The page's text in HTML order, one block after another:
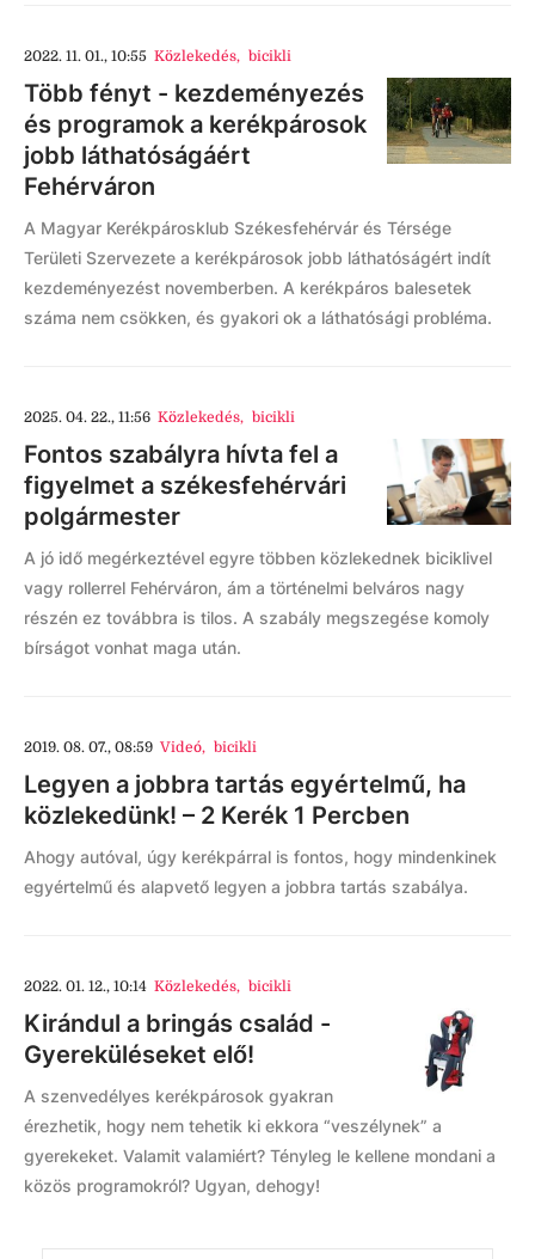
2022. 11. 01., 10:55 Közlekedés, bicikli
Több fényt - kezdeményezés
és programok a kerékpárosok
jobb láthatóságáért
Fehérváron
A Magyar Kerékpárosklub Székesfehérvár és Térsége
Területi Szervezete a kerékpárosok jobb láthatóságért indít
kezdeményezést novemberben. A kerékpáros balesetek
száma nem csökken, és gyakori ok a láthatósági probléma.
2025. 04. 22., 11:56 Közlekedés, bicikli
Fontos szabályra hívta fel a
figyelmet a székesfehérvári
polgármester
A jó idő megérkeztével egyre többen közlekednek biciklivel
vagy rollerrel Fehérváron, ám a történelmi belváros nagy
részén ez továbbra is tilos. A szabály megszegése komoly
bírságot vonhat maga után.
2019. 08. 07., 08:59 Videó, bicikli
Legyen a jobbra tartás egyértelmű, ha
közlekedünk! – 2 Kerék 1 Percben
Ahogy autóval, úgy kerékpárral is fontos, hogy mindenkinek
egyértelmű és alapvető legyen a jobbra tartás szabálya.
2022. 01. 12., 10:14 Közlekedés, bicikli
Kirándul a bringás család -
Gyereküléseket elő!
A szenvedélyes kerékpárosok gyakran
érezhetik, hogy nem tehetik ki ekkora “veszélynek” a
gyerekeket. Valamit valamiért? Tényleg le kellene mondani a
közös programokról? Ugyan, dehogy!